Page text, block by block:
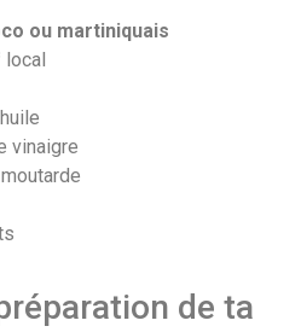
ou martiniquais
local
vinaigre
de ta